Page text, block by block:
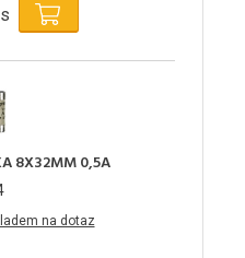
8X32MM 0,5A
na dotaz